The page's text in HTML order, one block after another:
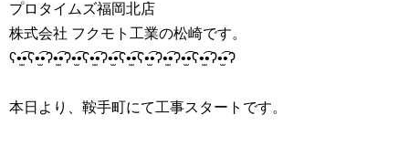
プロタイムズ福岡北店
株式会社 フクモト工業の松崎です。
ʕ•̫͡•ʕ•̫͡•ʔ•̫͡•ʔ•̫͡•ʕ•̫͡•ʔ•̫͡•ʕ•̫͡•ʕ•̫͡•ʔ•̫͡•ʔ•̫͡•ʕ•̫͡•ʔ•̫͡•ʔ
本日より、鞍手町にて工事スタートです。